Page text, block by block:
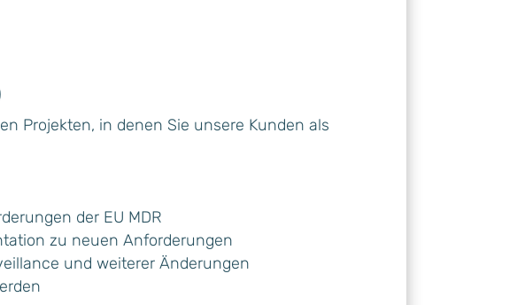
Projekten, in denen Sie unsere Kunden als
der EU MDR
zu neuen Anforderungen
und weiterer Änderungen